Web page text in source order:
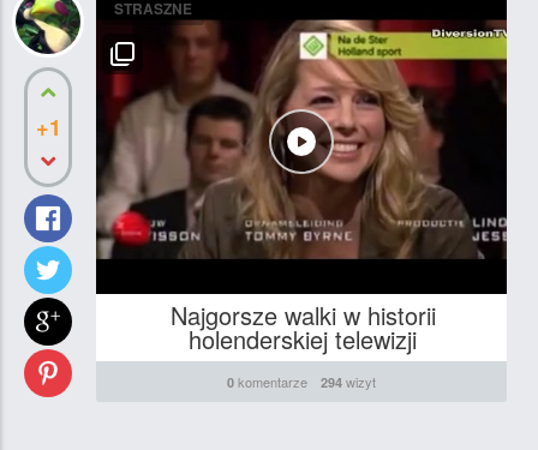
+1
STRASZNE
Najgorsze walki w historii
holenderskiej telewizji
0 komentarze 294 wizyt